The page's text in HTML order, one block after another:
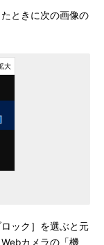
ときに次の画像の
ック］を選ぶと元
カメラの「機